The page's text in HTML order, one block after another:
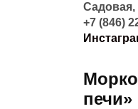
Садовая,
+7 (846)
печи»